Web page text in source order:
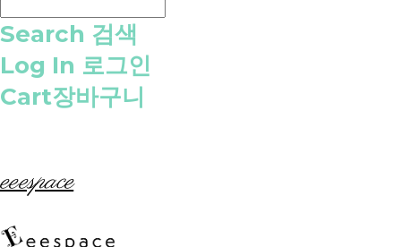
Search 검색
Log In 로그인
Cart장바구니
eeespace